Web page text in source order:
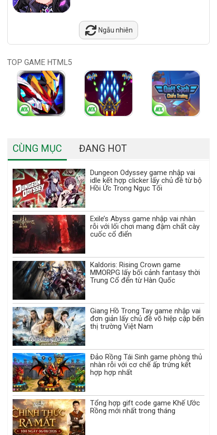
Ngẫu nhiên
TOP GAME HTML5
CÙNG MỤC ĐANG HOT
Dungeon Odyssey game nhập vai
idle kết hợp clicker lấy chủ đề từ bộ
Hồi Ức Trong Ngục Tối
Exile’s Abyss game nhập vai nhàn
rỗi với lối chơi mang đậm chất cày
cuốc cổ điển
Kaldoris: Rising Crown game
MMORPG lấy bối cảnh fantasy thời
Trung Cổ đến từ Hàn Quốc
Giang Hồ Trong Tay game nhập vai
đơn giản lấy chủ đề võ hiệp cập bến
thị trường Việt Nam
Đảo Rồng Tái Sinh game phòng thủ
nhàn rỗi với cơ chế ấp trứng kết
hợp hợp nhất
Tổng hợp gift code game Khế Ước
Rồng mới nhất trong tháng